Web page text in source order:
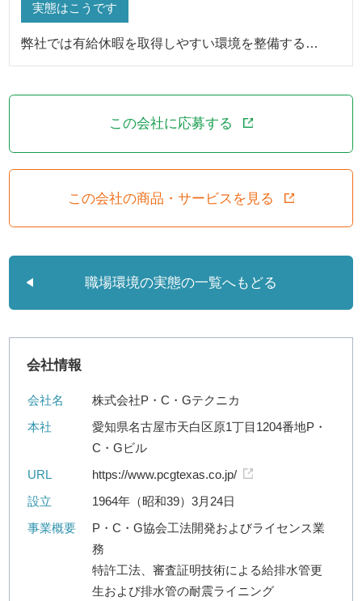
実態はこうです
弊社では有給休暇を取得しやすい環境を整備する…
この会社に応募する
この会社の商品・サービスを見る
職場環境の実態の一覧へもどる
会社情報
会社名
株式会社P・C・Gテクニカ
本社
愛知県名古屋市天白区原1丁目1204番地P・
C・Gビル
URL
https://www.pcgtexas.co.jp/
設立
1964年（昭和39）3月24日
事業概要
P・C・G協会工法開発およびライセンス業
務
特許工法、審査証明技術による給排水管更
生および排水管の耐震ライニング